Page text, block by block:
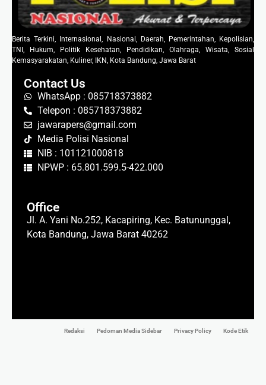
Berita Terkini, Internasional, Nasional, Daerah, Pemerintahan, Kepolisian,
TNI, Hukum, Politik Kesehatan, Pendidikan, Olahraga, Wisata, Sosial
Kemasyarakatan, Kuliner, IKN, Kota Bandung, Jawa Barat
Contact Us
WhatsApp : 085718373882
Telepon : 085718373882
jawarapers@gmail.com
Media Polisi Nasional
NIB : 101121000818
NPWP : 65.801.599.5-422.000
Office
Jl. A. Yani No.252, Kacapiring, Kec. Batununggal,
Kota Bandung, Jawa Barat 40262
Redaksi Pedoman Media Sidebar Privacy Policy Kode Etik